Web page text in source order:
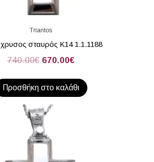
Triantos
σταυρός Κ14 1.1.1188
740.00€ 670.00€
Προσθήκη στο καλάθι